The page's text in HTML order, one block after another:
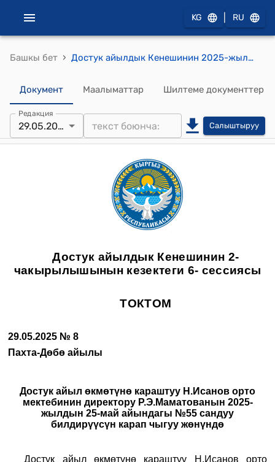
KG RU
Башкы бет › Достук айылдык Кенешинин 2025-жылдын 29-майындагы №8 Достук айыл өкмөтүнө караштуу Н.Исанов орто мектебинин директору Р.Э.Маматованын 2025-жылдын 25-май айындагы №55 сандуу билдирүүсүн карап чыгуу жөнүндө токтому
Документ Маалыматтар Шилтеме документтер
Редакция
29.05.2025 Салыштыруу